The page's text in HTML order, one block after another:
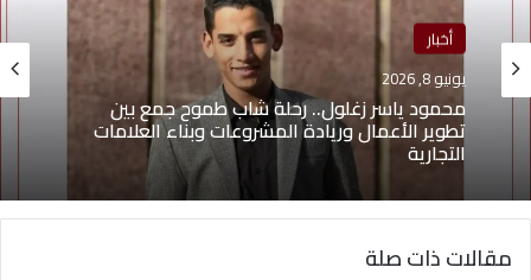
أخبار
يونيو 8, 2026
محمود ياسر زغلول.. رحلة شاب طموح جمع بين
تطوير الأعمال وريادة المشروعات وبناء العلامات
التجارية
منوعات
يونيو 4, 2026
يوسف أيمن درويش.. عقلية بيعية شابة تقود التغيير
وتؤهل الشباب لسوق العمل2026
مقالات ذات صلة